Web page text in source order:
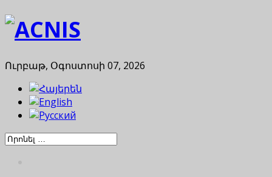
Ուրբաթ, Օգոստոսի 07, 2026